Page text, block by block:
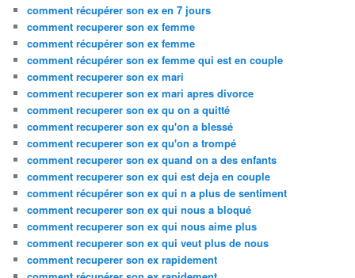
comment récupérer son ex en 7 jours
comment recuperer son ex femme
comment récupérer son ex femme
comment récupérer son ex femme qui est en couple
comment recuperer son ex mari
comment recuperer son ex mari apres divorce
comment recuperer son ex qu on a quitté
comment recuperer son ex qu'on a blessé
comment recuperer son ex qu'on a trompé
comment recuperer son ex quand on a des enfants
comment recuperer son ex qui est deja en couple
comment récupérer son ex qui n a plus de sentiment
comment recuperer son ex qui nous a bloqué
comment recuperer son ex qui nous aime plus
comment recuperer son ex qui veut plus de nous
comment recuperer son ex rapidement